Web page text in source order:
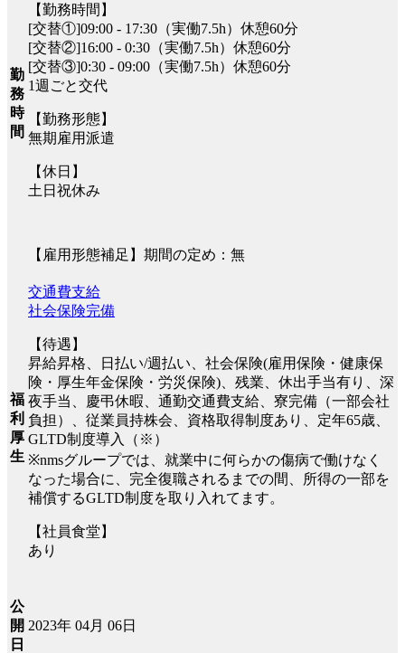
勤
務
時
間
【勤務時間】
[交替①]09:00 - 17:30（実働7.5h）休憩60分
[交替②]16:00 - 0:30（実働7.5h）休憩60分
[交替③]0:30 - 09:00（実働7.5h）休憩60分
1週ごと交代
【勤務形態】
無期雇用派遣
【休日】
土日祝休み
【雇用形態補足】期間の定め：無
福
利
厚
生
交通費支給
社会保険完備
【待遇】
昇給昇格、日払い/週払い、社会保険(雇用保険・健康保
険・厚生年金保険・労災保険)、残業、休出手当有り、深
夜手当、慶弔休暇、通勤交通費支給、寮完備（一部会社
負担）、従業員持株会、資格取得制度あり、定年65歳、
GLTD制度導入（※）
※nmsグループでは、就業中に何らかの傷病で働けなく
なった場合に、完全復職されるまでの間、所得の一部を
補償するGLTD制度を取り入れてます。
【社員食堂】
あり
公
開
日
2023年 04月 06日